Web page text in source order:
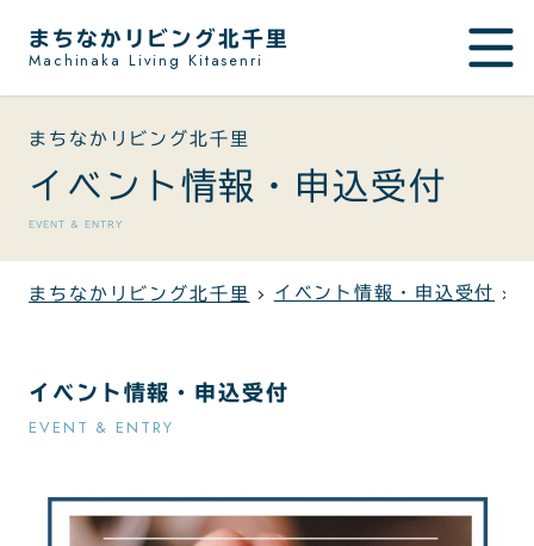
まちなかリビング北千里
Machinaka Living Kitasenri
まちなかリビング北千里
イベント情報・申込受付
EVENT & ENTRY
まちなかリビング北千里 イベント情報・申込受付
イベント情報・申込受付
EVENT & ENTRY